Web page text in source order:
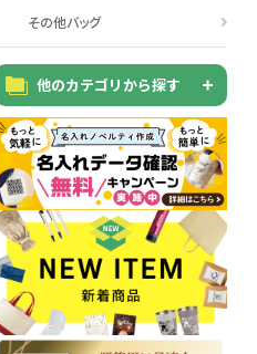
靴下
スマホに役立つノベルティグッ
ズ
その他バッグ
他のカテゴリから探す